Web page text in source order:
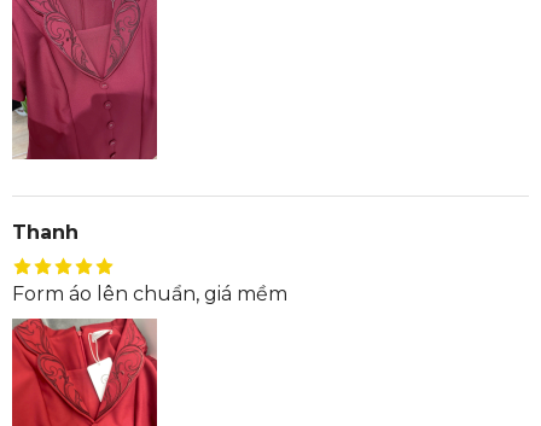
Thanh
Form áo lên chuẩn, giá mềm